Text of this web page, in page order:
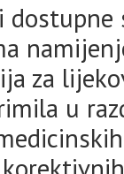
za
u